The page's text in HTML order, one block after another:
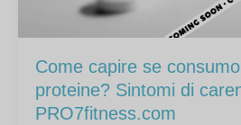
Come capire se
proteine? Sintomi di
PRO7fitness.com